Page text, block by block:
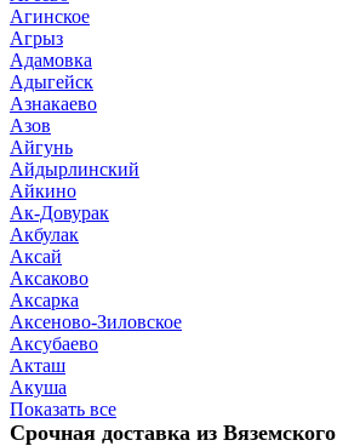
Агинское
Агрыз
Адамовка
Адыгейск
Азнакаево
Азов
Айгунь
Айдырлинский
Айкино
Ак-Довурак
Акбулак
Аксай
Аксаково
Аксарка
Аксеново-Зиловское
Аксубаево
Акташ
Акуша
Показать все
Срочная доставка из Вяземского